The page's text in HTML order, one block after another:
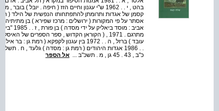
. . 1986 אגדות היהודים ( רמת גן : מסדה ) גלעד , ח .
כ"ב , 43 . 45 גן , מ . תשכ"ב ...
אל הספר